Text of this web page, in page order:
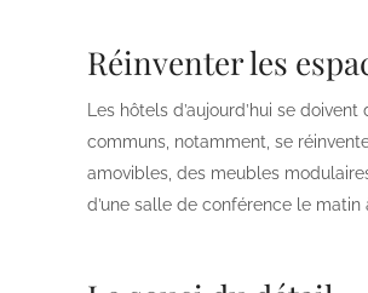
Réinventer les
Les hôtels d’aujourd’hui se
communs, notamment, se
amovibles, des meubles
d’une salle de conférence le